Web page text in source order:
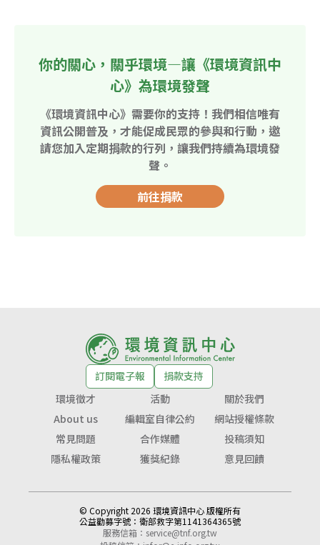
你的關心，關乎環境—讓《環境資訊中
心》為環境發聲
《環境資訊中心》需要你的支持！我們相信唯有
資訊公開普及，才能促成民眾的參與和行動，邀
請您加入定期捐款的行列，讓我們持續為環境發
聲。
前往捐款
訂閱電子報
捐款支持
環境徵才
活動
關於我們
About us
編輯室自律公約
網站授權條款
常見問題
合作媒體
投稿須知
隱私權政策
獲獎紀錄 意見回饋
© Copyright 2026 環境資訊中心 版權所有
公益勸募字號： 衛部救字第1141364365號
服務信箱： service@tnf.org.tw